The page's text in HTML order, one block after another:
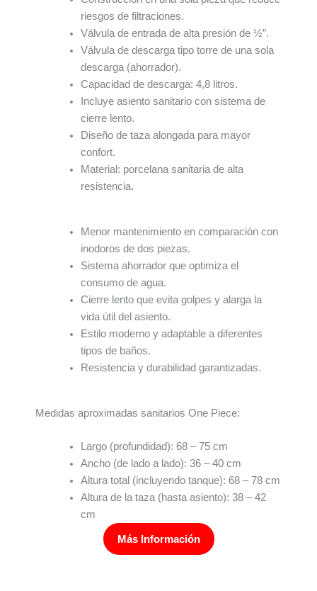
riesgos de filtraciones.
Válvula de entrada de alta presión de ½”.
Válvula de descarga tipo torre de una sola
descarga (ahorrador).
Capacidad de descarga: 4,8 litros.
Incluye asiento sanitario con sistema de
cierre lento.
Diseño de taza alongada para mayor
confort.
Material: porcelana sanitaria de alta
resistencia.
Menor mantenimiento en comparación con
inodoros de dos piezas.
Sistema ahorrador que optimiza el
consumo de agua.
Cierre lento que evita golpes y alarga la
vida útil del asiento.
Estilo moderno y adaptable a diferentes
tipos de baños.
Resistencia y durabilidad garantizadas.
Medidas aproximadas sanitarios One Piece:
Largo (profundidad): 68 – 75 cm
Ancho (de lado a lado): 36 – 40 cm
Altura total (incluyendo tanque): 68 – 78 cm
Altura de la taza (hasta asiento): 38 – 42
cm
Más Información